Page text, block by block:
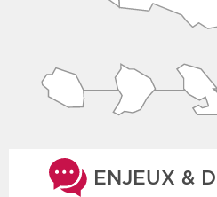
ENJEUX &